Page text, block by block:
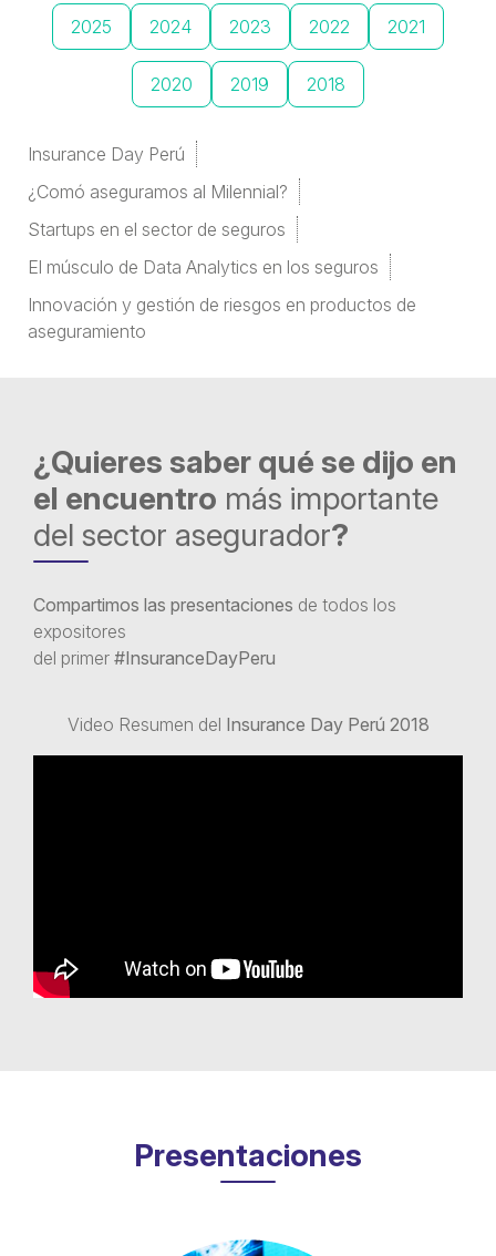
2025 2024 2023 2022 2021
2020 2019 2018
Insurance Day Perú
¿Comó aseguramos al Milennial?
Startups en el sector de seguros
El músculo de Data Analytics en los seguros
Innovación y gestión de riesgos en productos de
aseguramiento
¿Quieres saber qué se dijo en
el encuentro más importante
del sector asegurador?
Compartimos las presentaciones de todos los
expositores
del primer #InsuranceDayPeru
Video Resumen del Insurance Day Perú 2018
Presentaciones